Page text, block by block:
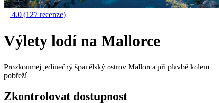
4.0 (127 recenze)
Výlety lodí na Mallorce
Prozkoumej jedinečný španělský ostrov Mallorca při plavbě kolem
pobřeží
Zkontrolovat dostupnost